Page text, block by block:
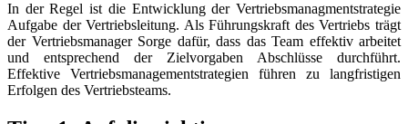
In der Regel ist die Entwicklung der Vertriebsmanagmentstrategie
Aufgabe der Vertriebsleitung. Als Führungskraft des Vertriebs trägt
der Vertriebsmanager Sorge dafür, dass das Team effektiv arbeitet
und entsprechend der Zielvorgaben Abschlüsse durchführt.
Effektive Vertriebsmanagementstrategien führen zu langfristigen
Erfolgen des Vertriebsteams.